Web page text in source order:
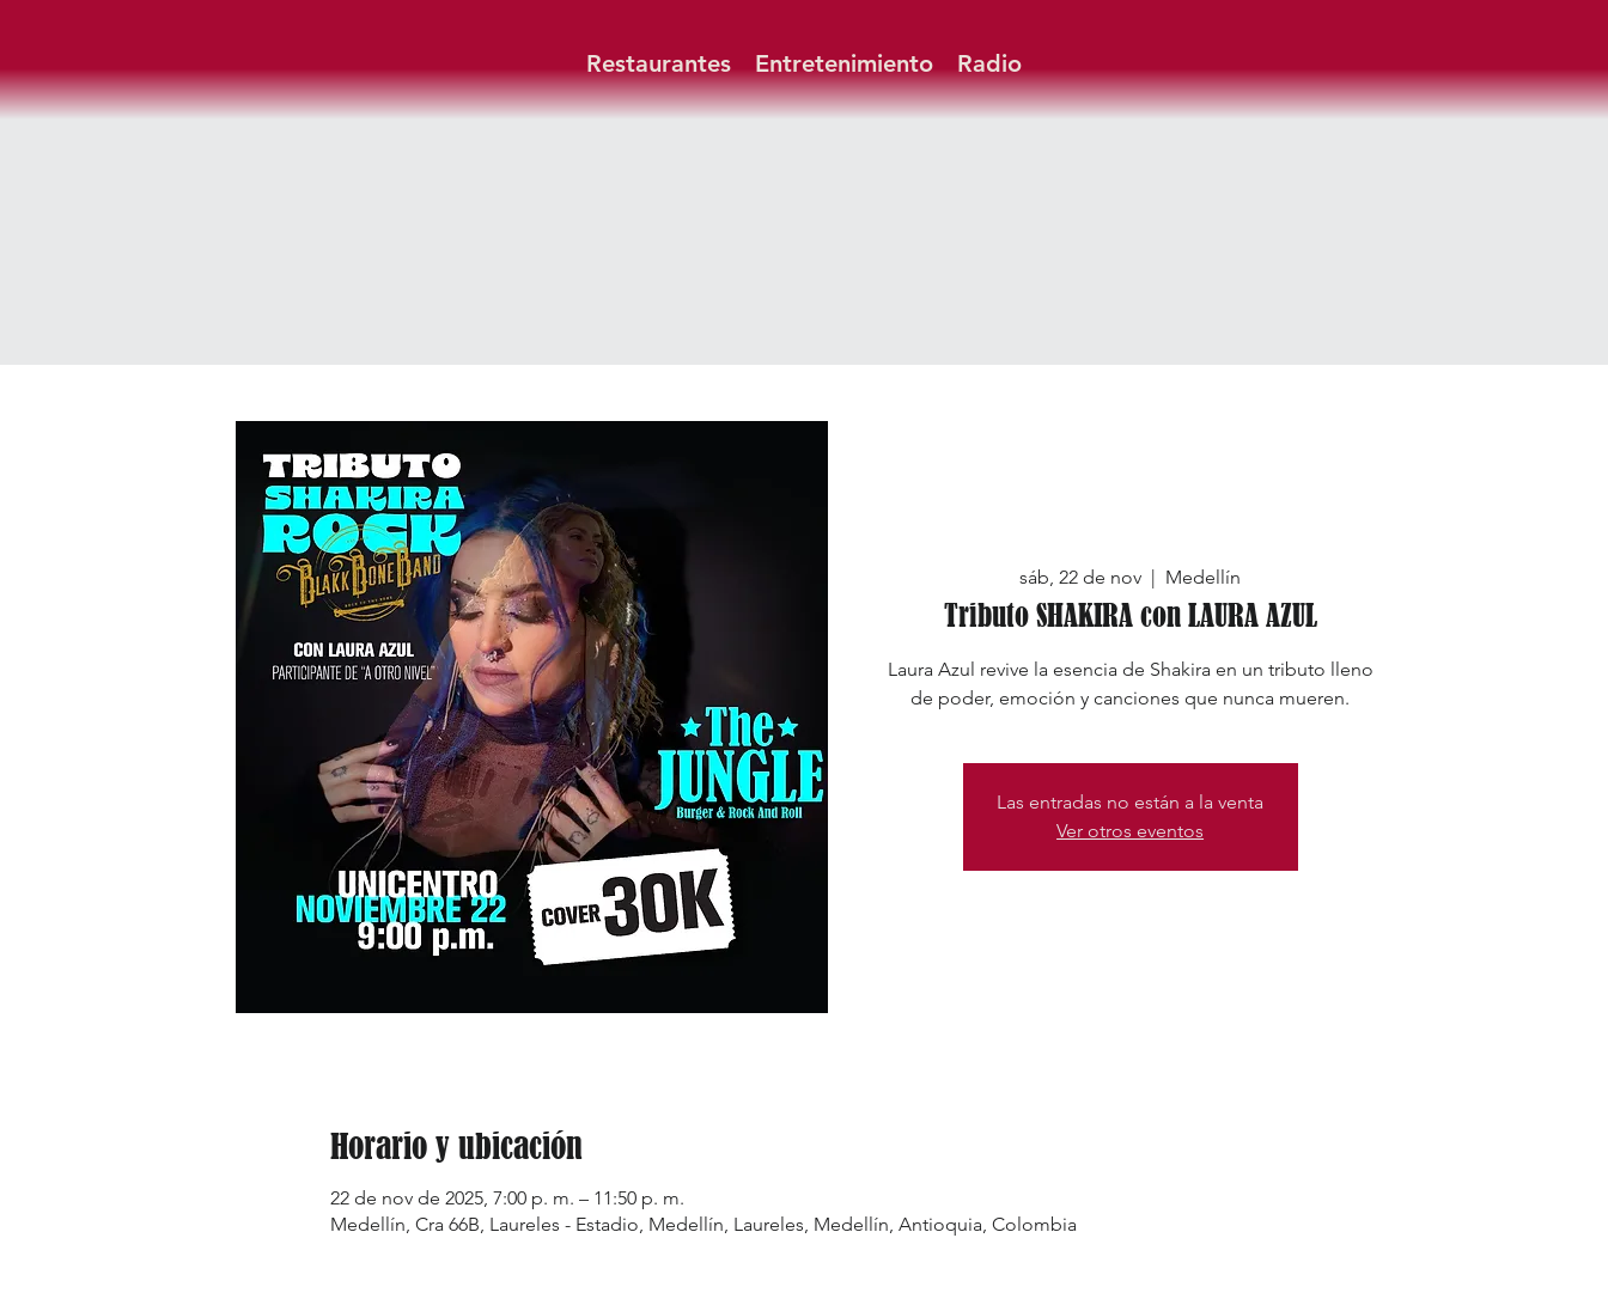
Restaurantes Entretenimiento Radio
sáb, 22 de nov Medellín
Tributo SHAKIRA con LAURA AZUL
Laura Azul revive la esencia de Shakira en un tributo lleno
de poder, emoción y canciones que nunca mueren.
Las entradas no están a la venta
Ver otros eventos
Horario y ubicación
22 de nov de 2025, 7:00 p. m. – 11:50 p. m.
Medellín, Cra 66B, Laureles - Estadio, Medellín, Laureles, Medellín, Antioquia, Colombia